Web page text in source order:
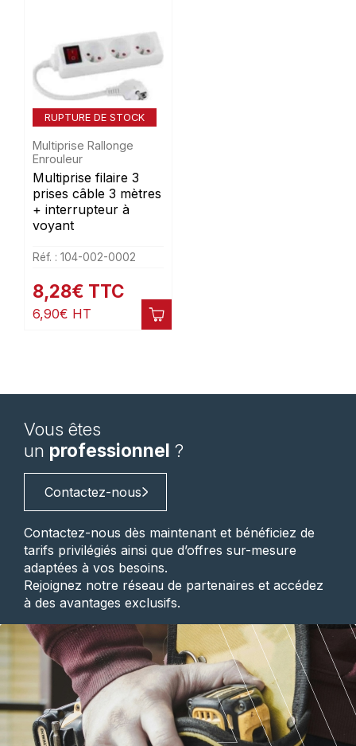
RUPTURE DE STOCK
Multiprise Rallonge
Enrouleur
Multiprise filaire 3
prises câble 3 mètres
+ interrupteur à
voyant
Réf. : 104-002-0002
8,28€ TTC
6,90€ HT
Vous êtes
un professionnel ?
Contactez-nous
Contactez-nous dès maintenant et bénéficiez de
tarifs privilégiés ainsi que d’offres sur-mesure
adaptées à vos besoins.
Rejoignez notre réseau de partenaires et accédez
à des avantages exclusifs.